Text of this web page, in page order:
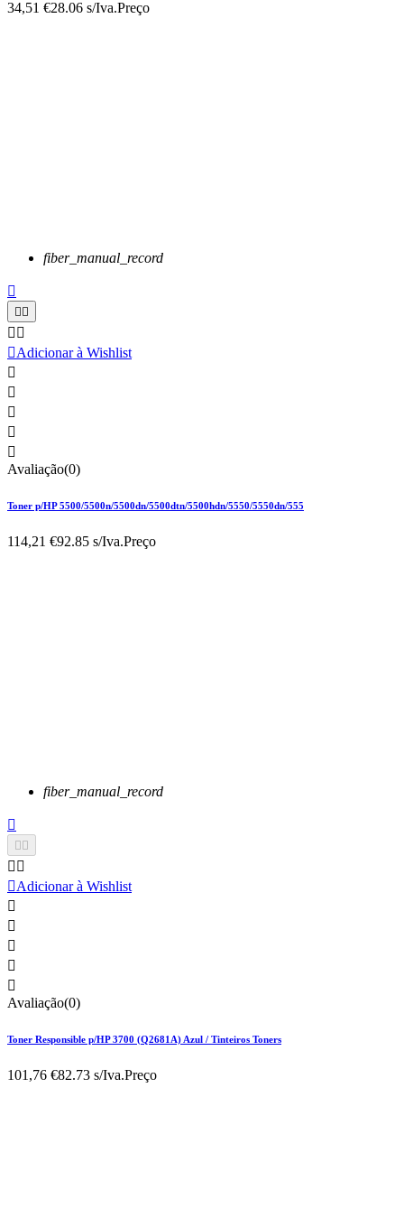
34,51 €28.06 s/Iva.Preço
fiber_manual_record


 
Adicionar à Wishlist





Avaliação(0)
Toner p/HP 5500/5500n/5500dn/5500dtn/5500hdn/5550/5550dn/555
114,21 €92.85 s/Iva.Preço
fiber_manual_record


 
Adicionar à Wishlist





Avaliação(0)
Toner Responsible p/HP 3700 (Q2681A) Azul / Tinteiros Toners
101,76 €82.73 s/Iva.Preço